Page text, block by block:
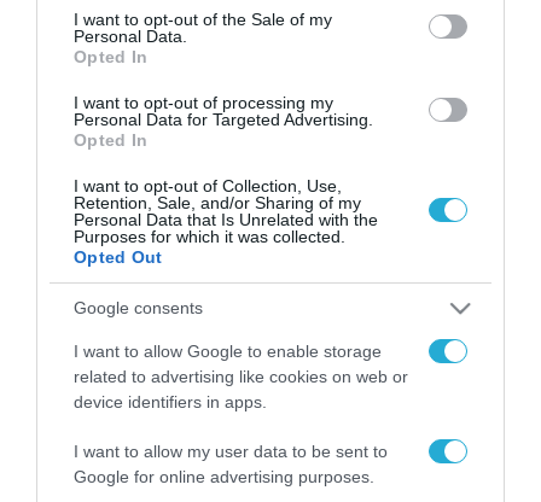
consent section.
I want to opt-out of the Sale of my
Personal Data.
Opted In
I want to opt-out of processing my
Personal Data for Targeted Advertising.
Opted In
I want to opt-out of Collection, Use,
Retention, Sale, and/or Sharing of my
Personal Data that Is Unrelated with the
Purposes for which it was collected.
Opted Out
Google consents
I want to allow Google to enable storage
related to advertising like cookies on web or
device identifiers in apps.
I want to allow my user data to be sent to
Google for online advertising purposes.
ΡΟΗ ΕΙΔΗΣΕΩΝ
Το χρηματοδοτούμενο
από την ΕΕ έργο “The
Gaming Police”
ενισχύει την ασφάλεια
των παιδιών στο
διαδίκτυο
31.07.2026
ΑΑΔΕ: Διευκρινίσεις
για τα πρόστιμα σε